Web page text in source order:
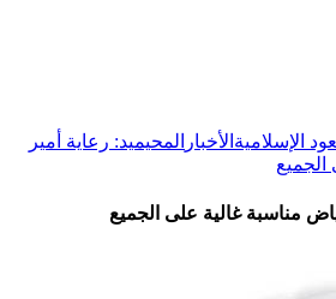
الإسلامية الأخبار المحيميد: رعاية أمير
الجميع
مناسبة غالية على الجميع